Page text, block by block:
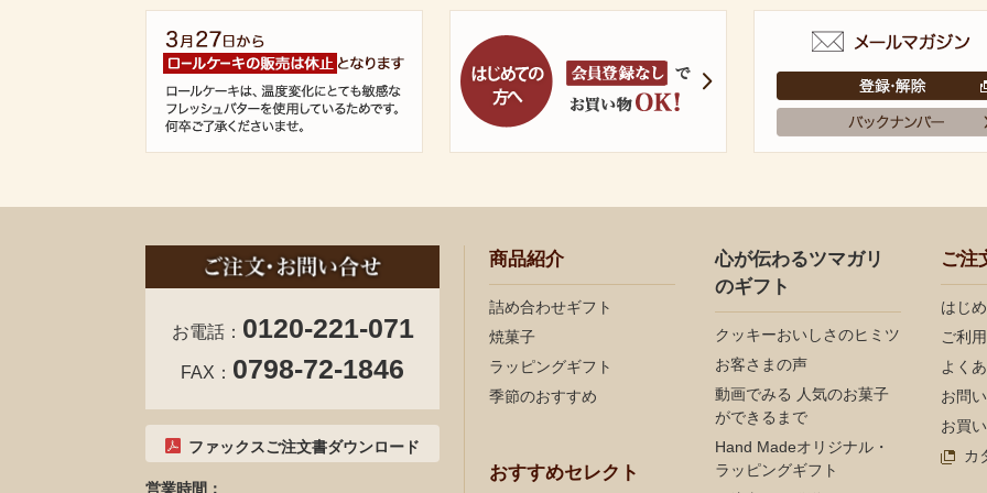
お電話： 0120-221-071
FAX： 0798-72-1846
ファックスご注文書ダウンロード
営業時間：
商品紹介
詰め合わせギフト
焼菓子
ラッピングギフト
季節のおすすめ
おすすめセレクト
心が伝わるツマガリ
のギフト
クッキーおいしさのヒミツ
お客さまの声
動画でみる 人気のお菓子
ができるまで
Hand Madeオリジナル・
ラッピングギフト
ご注
はじ
ご利
よく
お問
お買
カ